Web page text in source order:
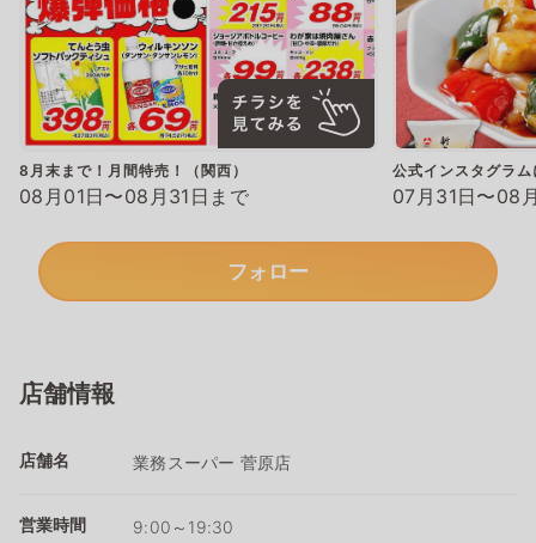
8月末まで！月間特売！（関西）
08月01日〜08月31日まで
公式インスタグラ
07月31日〜08
フォロー
店舗情報
店舗名 業務スーパー 菅原店
営業時間 9:00～19:30